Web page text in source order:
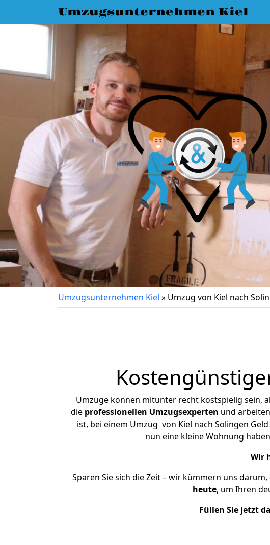
Umzugsunternehmen Kiel
Umzugsunternehmen Kiel » Umzug von Kiel nach
Umzüge können mitunter recht kostspielig sein,
die professionellen Umzugsexperten und
ist, bei einem Umzug von Kiel nach Solingen
nun eine kleine Wohnung
Wir
Sparen Sie sich die Zeit – wir kümmern uns
heute, um Ihren
Füllen Sie jetzt